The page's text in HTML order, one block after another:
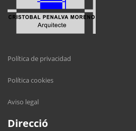
Política de privacidad
Política cookies
Aviso legal
Direcció